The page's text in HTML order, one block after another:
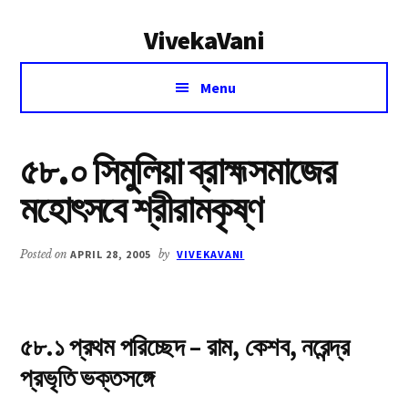
VivekaVani
Voice
Vivekananda
Menu
৫৮.০ সিমুলিয়া ব্রাহ্মসমাজের
মহোৎসবে শ্রীরামকৃষ্ণ
Posted onAPRIL 28, 2005 by VIVEKAVANI
৫৮.১ প্রথম পরিচ্ছেদ – রাম, কেশব, নরেন্দ্র
প্রভৃতি ভক্তসঙ্গে